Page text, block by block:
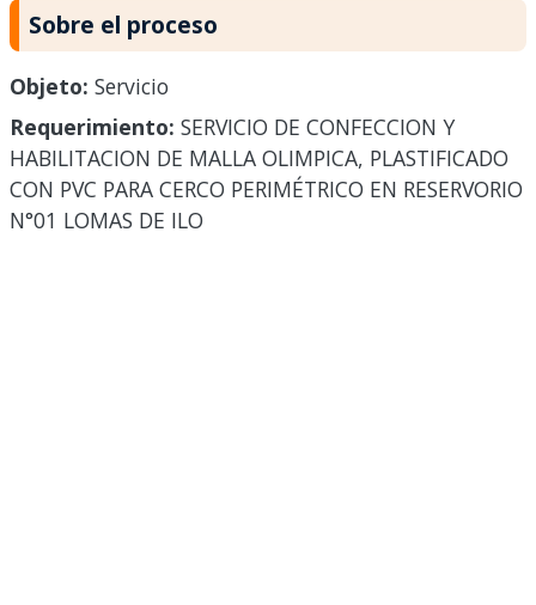
Sobre el proceso
Objeto: Servicio
Requerimiento: SERVICIO DE CONFECCION Y
HABILITACION DE MALLA OLIMPICA, PLASTIFICADO
CON PVC PARA CERCO PERIMÉTRICO EN RESERVORIO
N°01 LOMAS DE ILO